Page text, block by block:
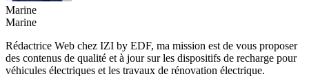
Marine
Marine
Rédactrice Web chez IZI by EDF, ma mission est de vous proposer
des contenus de qualité et à jour sur les dispositifs de recharge pour
véhicules électriques et les travaux de rénovation électrique.